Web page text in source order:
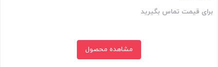
برای قیمت تماس بگیرید
مشاهده محصول